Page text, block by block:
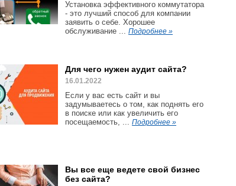
Установка эффективного коммутатора
- это лучший способ для компании
заявить о себе. Хорошее
обслуживание ... Подробнее »
Для чего нужен аудит сайта?
16.01.2022
Если у вас есть сайт и вы
задумываетесь о том, как поднять его
в поиске или как увеличить его
посещаемость, ... Подробнее »
Вы все еще ведете свой бизнес
без сайта?